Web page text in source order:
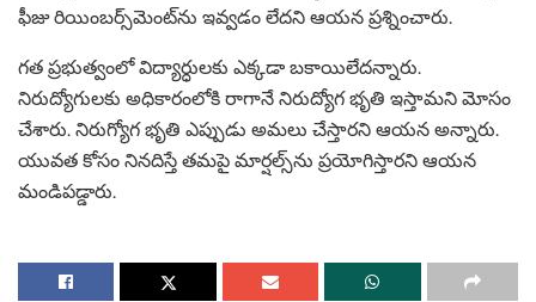
ఫీజు రియింబర్స్‌మెంట్‌ను ఇవ్వడం లేదని ఆయన ప్రశ్నించారు.
గత ప్రభుత్వంలో విద్యార్ధులకు ఎక్కడా బకాయిలేదన్నారు.
నిరుద్యోగులకు అధికారంలోకి రాగానే నిరుద్యోగ భృతి ఇస్తామని మోసం
చేశారు. నిరుగ్యోగ భృతి ఎప్పుడు అమలు చేస్తారని ఆయన అన్నారు.
యువత కోసం నినదిస్తే తమపై మార్షల్స్‌ను ప్రయోగిస్తారని ఆయన
మండిపడ్డారు.